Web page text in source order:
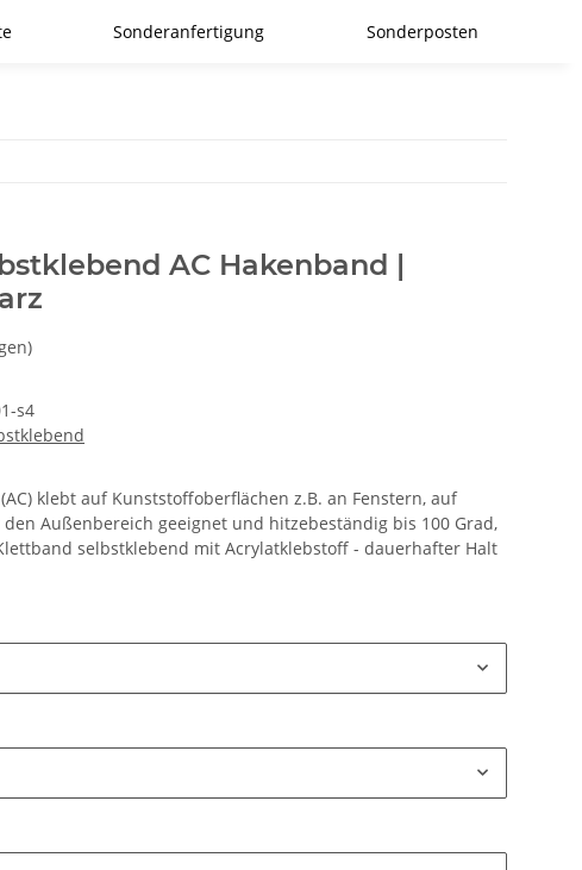
Sonderanfertigung Sonderposten
AC Hakenband |
s4
klebt auf Kunststoffoberflächen z.B. an Fenstern, auf
Außenbereich geeignet und hitzebeständig bis 100 Grad,
selbstklebend mit Acrylatklebstoff - dauerhafter Halt